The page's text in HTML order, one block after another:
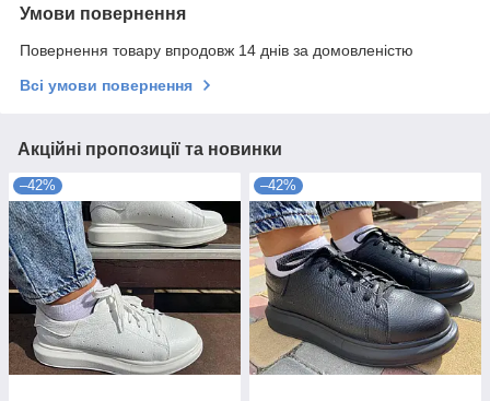
Умови повернення
Повернення товару впродовж 14 днів за домовленістю
Всі умови повернення
Акційні пропозиції та новинки
–42% –42%